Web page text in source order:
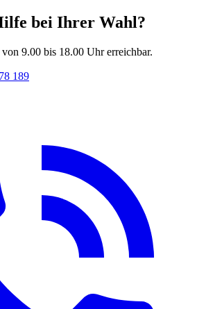
bei Ihrer Wahl?
9.00 bis 18.00 Uhr erreichbar.
189